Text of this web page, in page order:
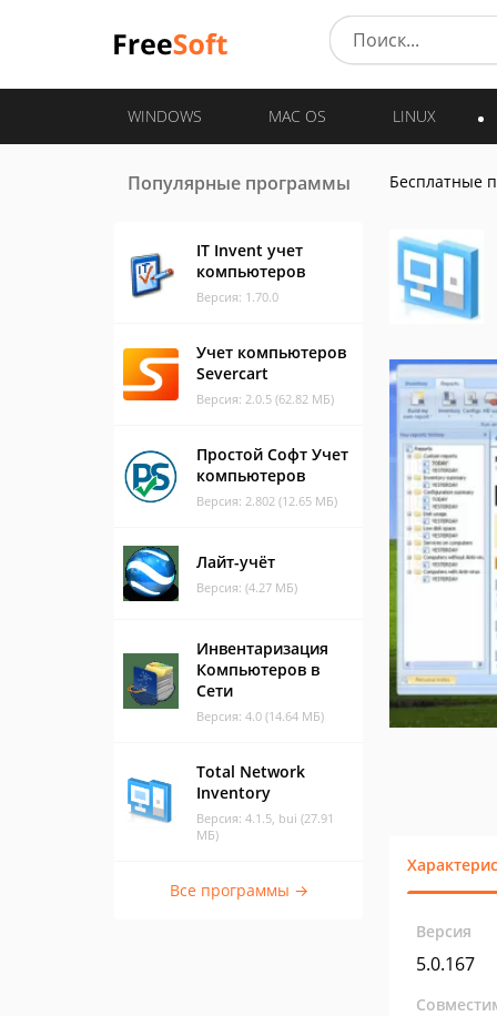
WINDOWS MAC OS LINUX
Популярные программы
IT Invent учет
компьютеров
Версия: 1.70.0
Учет компьютеров
Severcart
Версия: 2.0.5 (62.82 МБ)
Простой Софт Учет
компьютеров
Версия: 2.802 (12.65 МБ)
Лайт-учёт
Версия: (4.27 МБ)
Инвентаризация
Компьютеров в
Сети
Версия: 4.0 (14.64 МБ)
Total Network
Inventory
Версия: 4.1.5, bui (27.91
МБ)
Все программы →
Бесплатные
Версия
5.0.167